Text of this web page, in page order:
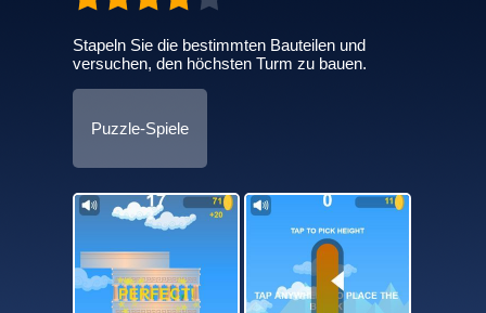
Stapeln Sie die bestimmten Bauteilen und
versuchen, den höchsten Turm zu bauen.
Puzzle-Spiele